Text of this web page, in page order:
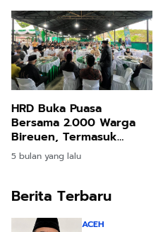
HRD Buka Puasa
Bersama 2.000 Warga
Bireuen, Termasuk
Pengungsi Banjir dan
Longsor
5 bulan yang lalu
Berita Terbaru
ACEH